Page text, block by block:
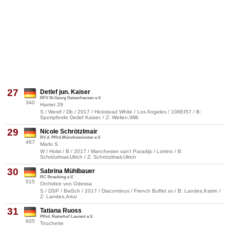
27
340
Detlef jun. Kaiser
RFV St.Georg Geisenhausen e.V.
Harriet 29
S / Westf / Db / 2017 / Hickstead White / Los Angeles / 108EI57 / B:
Sportpferde Detlef Kaiser, / Z: Wellen,Willi
29
467
Nicole Schrötzlmair
RV d. Pffrd.Münchsmünster e.V.
Marlo S
W / Holst / B / 2017 / Manchester van't Paradijs / Lortino / B:
Schrötzlmair,Ulrich / Z: Schrötzlmair,Ulrich
30
515
Sabrina Mühlbauer
RC Straubing e.V.
Orchidee von Odessa
S / DSP / BwSch / 2017 / Diacontinus / French Buffet xx / B: Landes,Katrin /
Z: Landes,Artur
31
605
Tatiana Ruoss
Pffrd. Reiterhof Laurent e.V.
Touchette